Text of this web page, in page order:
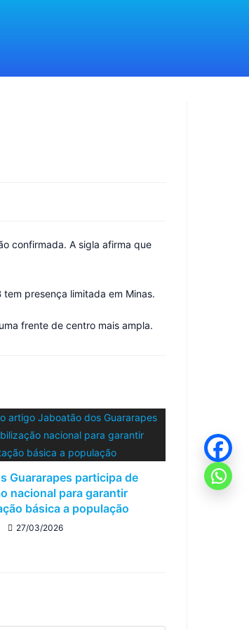
confirmada. A sigla afirma que
presença limitada em Minas.
frente de centro mais ampla.
Guararapes participa de
nacional para garantir
básica a população
27/03/2026